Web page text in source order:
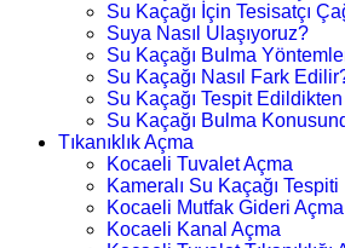
Su Kaçağı İçin Tesisatçı
Suya Nasıl Ulaşıyoruz?
Su Kaçağı Bulma
Su Kaçağı Nasıl Fark
Su Kaçağı Tespit
Su Kaçağı Bulma
Tıkanıklık Açma
Kocaeli Tuvalet Açma
Kameralı Su Kaçağı Tespiti
Kocaeli Mutfak Gideri Açma
Kocaeli Kanal Açma